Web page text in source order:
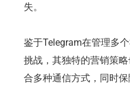
失。
鉴于Telegram在管理多
挑战，其独特的营销策
合多种通信方式，同时